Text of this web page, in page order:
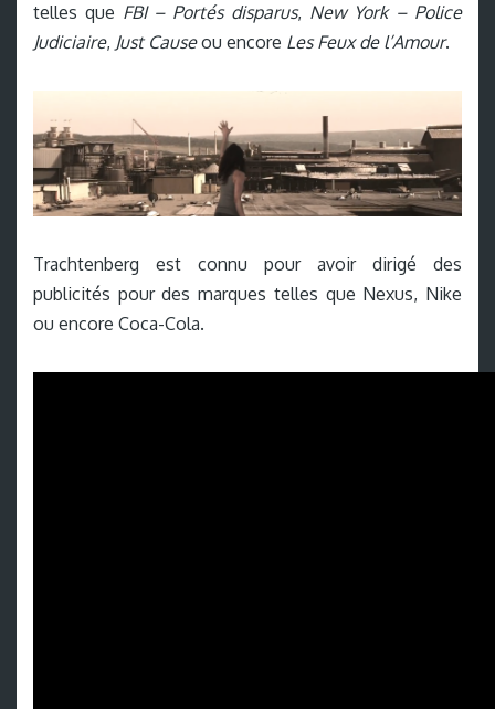
telles que FBI – Portés disparus, New York – Police
Judiciaire, Just Causeou encore Les Feux de l’Amour.
Trachtenberg est connu pour avoir dirigé des
publicités pour des marques telles que Nexus, Nike
ou encore Coca-Cola.